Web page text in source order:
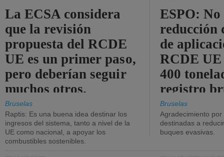
La ECSA considera
que la revisión
propuesta del RCDE
UE es un primer paso,
pero deberían seguir
muchos otros.
Bruselas
Raptis: Es una buena idea destinar los
ingresos del sistema, tanto a nivel de la
UE como nacional, a apoyar los
combustibles sostenibles.
ESPO: No
reducción
de
RCDE UE
400
registro
Bruselas
Agradecimiento
destinadas a
buques evasivas.